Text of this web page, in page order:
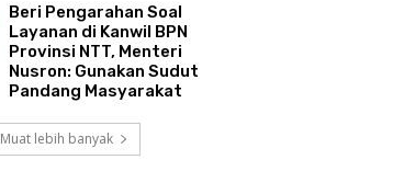
Beri Pengarahan Soal
Layanan di Kanwil BPN
Provinsi NTT, Menteri
Nusron: Gunakan Sudut
Pandang Masyarakat
Muat lebih banyak